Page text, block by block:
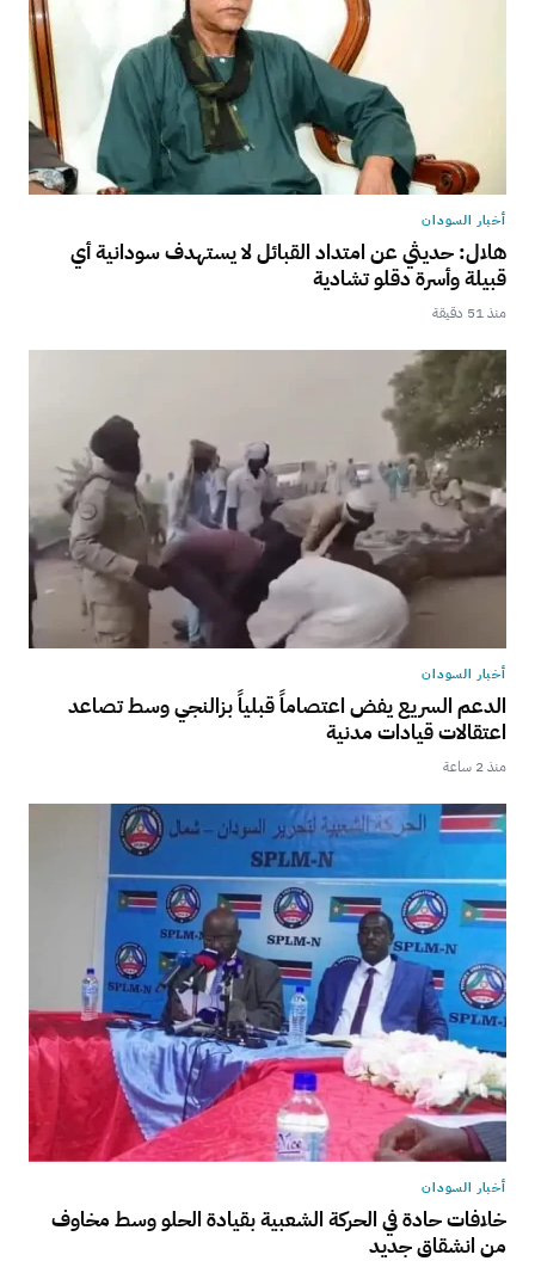
أخبار السودان
هلال: حديثي عن امتداد القبائل لا يستهدف سودانية أي
قبيلة وأسرة دقلو تشادية
منذ 51 دقيقة
أخبار السودان
الدعم السريع يفض اعتصاماً قبلياً بزالنجي وسط تصاعد
اعتقالات قيادات مدنية
منذ 2 ساعة
أخبار السودان
خلافات حادة في الحركة الشعبية بقيادة الحلو وسط مخاوف
من انشقاق جديد